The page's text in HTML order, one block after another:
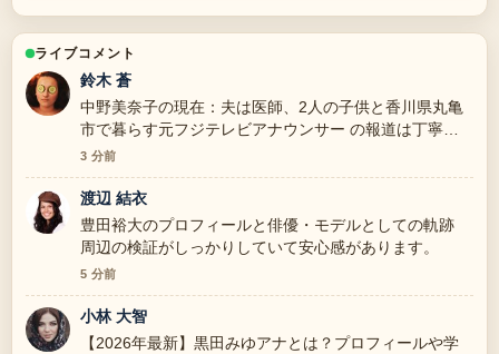
ライブコメント
鈴木 蒼
中野美奈子の現在：夫は医師、2人の子供と香川県丸亀
市で暮らす元フジテレビアナウンサー の報道は丁寧
で、流れを追いやすいです。
3 分前
渡辺 結衣
豊田裕大のプロフィールと俳優・モデルとしての軌跡
周辺の検証がしっかりしていて安心感があります。
5 分前
小林 大智
【2026年最新】黒田みゆアナとは？プロフィールや学